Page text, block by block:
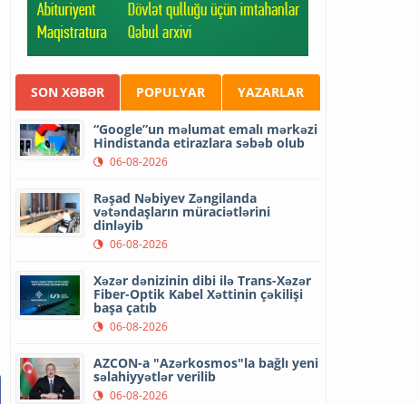
SON XƏBƏR POPULYAR YAZARLAR
“Google”un məlumat emalı mərkəzi
Hindistanda etirazlara səbəb olub
06-08-2026
Rəşad Nəbiyev Zəngilanda
vətəndaşların müraciətlərini
dinləyib
06-08-2026
Xəzər dənizinin dibi ilə Trans-Xəzər
Fiber-Optik Kabel Xəttinin çəkilişi
başa çatıb
06-08-2026
AZCON-a "Azərkosmos"la bağlı yeni
səlahiyyətlər verilib
06-08-2026